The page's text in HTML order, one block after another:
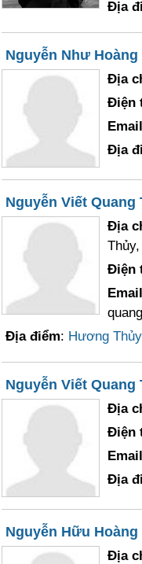
Địa
Nguyễn Như Hoàng
Địa
Điện
Địa
Nguyễn Viết Quang
Địa
Điện
Địa điểm: Hương Thủy
Nguyễn Viết Quang
Địa
Điện
Địa
Nguyễn Hữu
Địa